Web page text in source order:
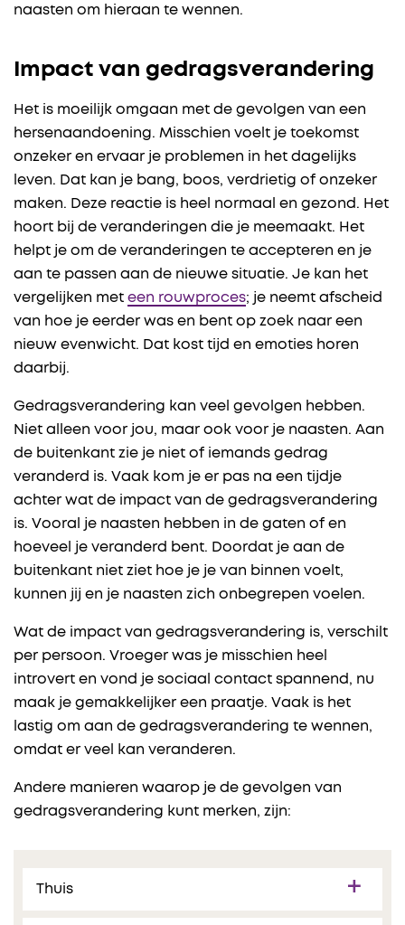
naasten om hieraan te wennen.
Impact van gedragsverandering
Het is moeilijk omgaan met de gevolgen van een
hersenaandoening. Misschien voelt je toekomst
onzeker en ervaar je problemen in het dagelijks
leven. Dat kan je bang, boos, verdrietig of onzeker
maken. Deze reactie is heel normaal en gezond. Het
hoort bij de veranderingen die je meemaakt. Het
helpt je om de veranderingen te accepteren en je
aan te passen aan de nieuwe situatie. Je kan het
vergelijken met een rouwproces; je neemt afscheid
van hoe je eerder was en bent op zoek naar een
nieuw evenwicht. Dat kost tijd en emoties horen
daarbij.
Gedragsverandering kan veel gevolgen hebben.
Niet alleen voor jou, maar ook voor je naasten. Aan
de buitenkant zie je niet of iemands gedrag
veranderd is. Vaak kom je er pas na een tijdje
achter wat de impact van de gedragsverandering
is. Vooral je naasten hebben in de gaten of en
hoeveel je veranderd bent. Doordat je aan de
buitenkant niet ziet hoe je je van binnen voelt,
kunnen jij en je naasten zich onbegrepen voelen.
Wat de impact van gedragsverandering is, verschilt
per persoon. Vroeger was je misschien heel
introvert en vond je sociaal contact spannend, nu
maak je gemakkelijker een praatje. Vaak is het
lastig om aan de gedragsverandering te wennen,
omdat er veel kan veranderen.
Andere manieren waarop je de gevolgen van
gedragsverandering kunt merken, zijn:
Thuis